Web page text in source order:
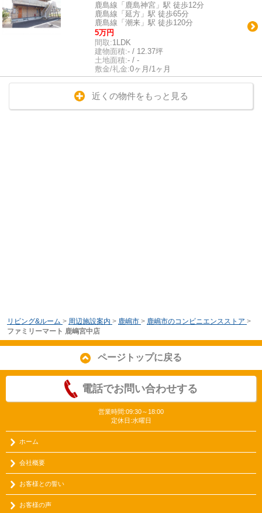
鹿島線「鹿島神宮」駅 徒歩12分
鹿島線「延方」駅 徒歩65分
鹿島線「潮来」駅 徒歩120分
5万円
間取:1LDK
建物面積:- / 12.37坪
土地面積:- / -
敷金/礼金:0ヶ月/1ヶ月
近くの物件をもっと見る
リビング&ルーム > 周辺施設案内 > 鹿嶋市 > 鹿嶋市のコンビニエンスストア >
ファミリーマート 鹿嶋宮中店
ページトップに戻る
電話でお問い合わせする
営業時間:09:30～18:00
定休日:水曜日
ホーム
会社概要
お客様との誓い
お客様の声